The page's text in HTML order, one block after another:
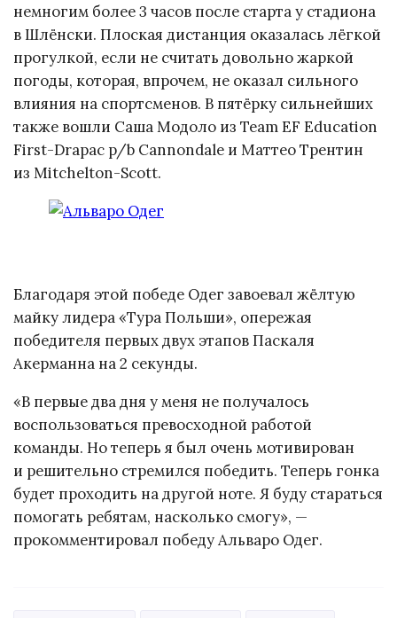
немногим более 3 часов после старта у стадиона
в Шлёнски. Плоская дистанция оказалась лёгкой
прогулкой, если не считать довольно жаркой
погоды, которая, впрочем, не оказал сильного
влияния на спортсменов. В пятёрку сильнейших
также вошли Саша Модоло из Team EF Education
First-Drapac p/b Cannondale и Маттео Трентин
из Mitchelton-Scott.
Благодаря этой победе Одег завоевал жёлтую
майку лидера «Тура Польши», опережая
победителя первых двух этапов Паскаля
Акерманна на 2 секунды.
«В первые два дня у меня не получалось
воспользоваться превосходной работой
команды. Но теперь я был очень мотивирован
и решительно стремился победить. Теперь гонка
будет проходить на другой ноте. Я буду стараться
помогать ребятам, насколько смогу», —
прокомментировал победу Альваро Одег.